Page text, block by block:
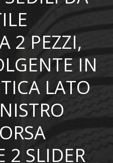
2 PEZZI,
IN
LATO
2 SLIDER